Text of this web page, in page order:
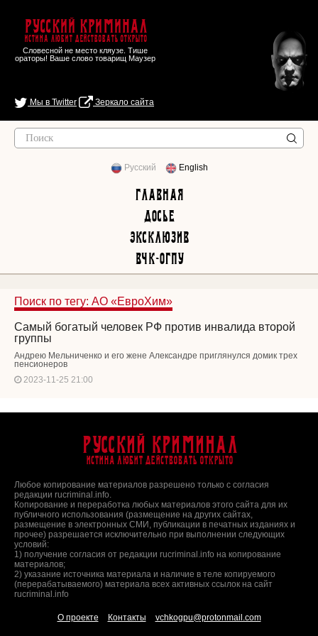
Русский Криминал
Истина любит действовать открыто
Словесной не место кляузе. Тише
ораторы! Ваше слово товарищ Маузер
Мы в Twitter Зеркало сайта
Русский English
Главная
Досье
Эксклюзив
ВЧК-ОГПУ
Поиск по тегу: АО «ЕвроХим»
Самый богатый человек РФ против инвалида второй
группы
Андрею Мельниченко и его жене Александре приглянулся домик трех
пенсионеров
2023-11-25 21:00
Русский Криминал
Истина любит действовать открыто
Любое копирование материалов разрешено только с согласия
редакции rucriminal.info.
Копирование и переработка любых материалов этого сайта для их
публичного использования (размещение на других сайтах,
размещение в электронных СМИ, публикации в печатных изданиях и
прочее) разрешается исключительно при выполнении следующих
условий:
1) получение согласия от редакции rucriminal.info на копирование
материалов;
2) указание источника материала и наличие в теле копируемого
(перерабатываемого) материала всех активных ссылок на сайт
rucriminal.info
О проекте Контакты vchkogpu@protonmail.com